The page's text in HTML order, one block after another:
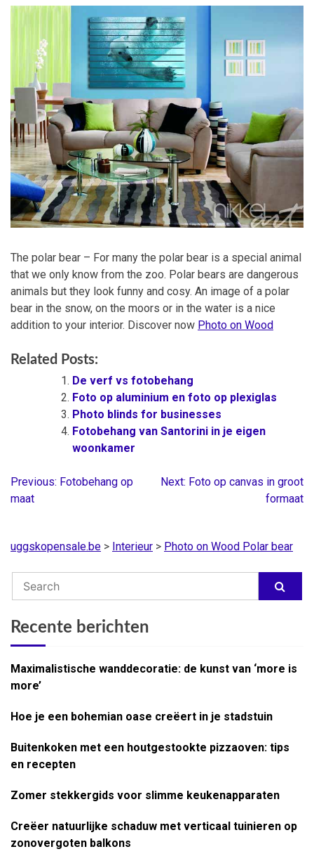
The polar bear – For many the polar bear is a special animal
that we only know from the zoo. Polar bears are dangerous
animals but they look funny and cosy. An image of a polar
bear in the snow, on the moors or in the water is a nice
addition to your interior. Discover now Photo on Wood
Related Posts:
De verf vs fotobehang
Foto op aluminium en foto op plexiglas
Photo blinds for businesses
Fotobehang van Santorini in je eigen
woonkamer
Berichtnavigatie
Previous: Fotobehang op
maat
Next: Foto op canvas in groot
formaat
uggskopensale.be > Interieur > Photo on Wood Polar bear
Recente berichten
Maximalistische wanddecoratie: de kunst van ‘more is
more’
Hoe je een bohemian oase creëert in je stadstuin
Buitenkoken met een houtgestookte pizzaoven: tips
en recepten
Zomer stekkergids voor slimme keukenapparaten
Creëer natuurlijke schaduw met verticaal tuinieren op
zonovergoten balkons